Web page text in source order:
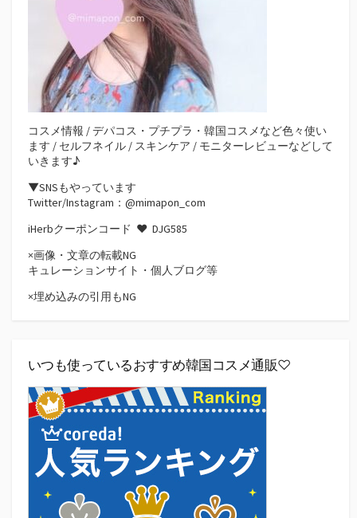
コスメ情報 / デパコス・プチプラ・韓国コスメなど色々使い
ます / セルフネイル / スキンケア / モニターレビューなどして
いきます♪
▼SNSもやっています
Twitter/Instagram：@mimapon_com
iHerbクーポンコード ♥ DJG585
×画像・文章の転載NG
キュレーションサイト・個人ブログ等
×埋め込みの引用もNG
いつも使っているおすすめ韓国コスメ通販♡